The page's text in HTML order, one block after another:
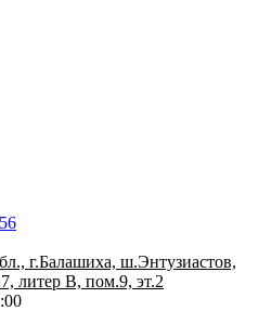
г.Балашиха, ш.Энтузиастов,
литер В, пом.9, эт.2